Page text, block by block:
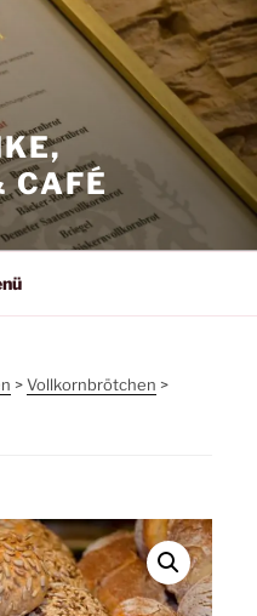
CAFÉ
>Vollkornbrötchen >